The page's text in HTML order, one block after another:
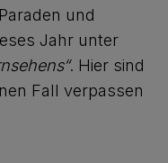
und
Jahr unter
. Hier sind
Fall verpassen